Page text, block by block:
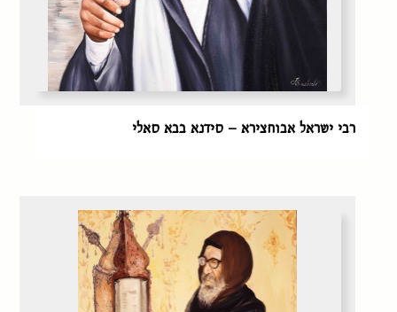
רבי ישראל אבוחצירא – סידנא בבא סאלי